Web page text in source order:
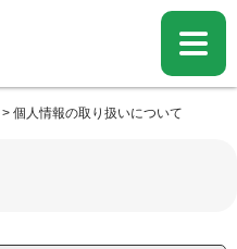
> 個人情報の取り扱いについて